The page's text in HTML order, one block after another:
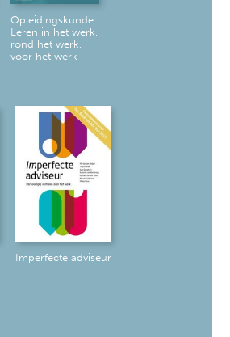
Opleidingskunde.
Leren in het werk,
rond het werk,
voor het werk
Imperfecte adviseur